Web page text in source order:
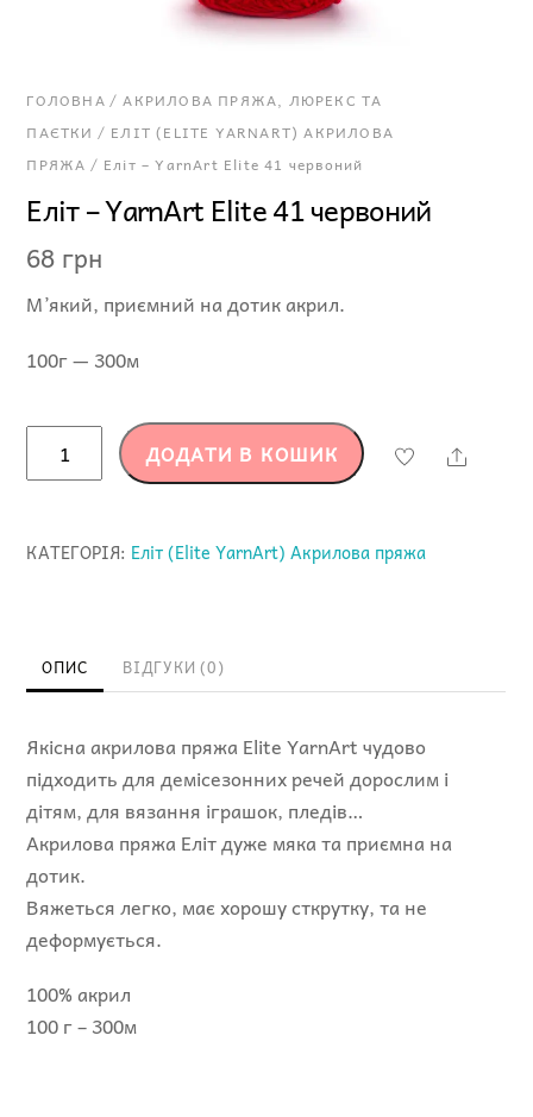
ГОЛОВНА/АКРИЛОВА ПРЯЖА, ЛЮРЕКС ТА
ПАЄТКИ / ЕЛІТ (ELITE YARNART) АКРИЛОВА
ПРЯЖА / Еліт – YarnArt Elite 41 червоний
Еліт – YarnArt Elite 41 червоний
68 грн
М’який, приємний на дотик акрил.
100г — 300м
-
41
ДОДАТИ В КОШИК Share
КАТЕГОРІЯ: Еліт (Elite YarnArt) Акрилова пряжа
ОПИС ВІДГУКИ (0)
Якісна акрилова пряжа Elite YarnArt чудово
підходить для демісезонних речей дорослим і
дітям, для вязання іграшок, пледів…
Акрилова пряжа Еліт дуже мяка та приємна на
дотик.
Вяжеться легко, має хорошу сткрутку, та не
деформується.
100% акрил
100 г – 300м